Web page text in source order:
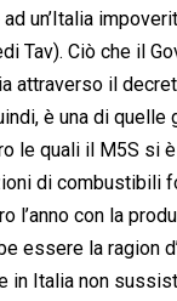
un’Italia
Tav). Ciò che il
attraverso il
è una di quelle
le quali il M5S si
di combustibili
l’anno con la
essere la ragion
in Italia non